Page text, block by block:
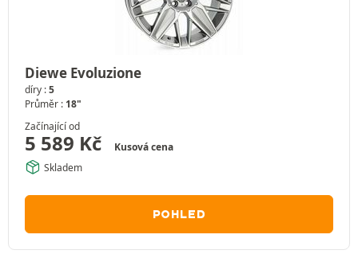
Diewe Evoluzione
díry :5
Průměr : 18"
Začínající od
5 589 Kč
Kusová cena
Skladem
POHLED